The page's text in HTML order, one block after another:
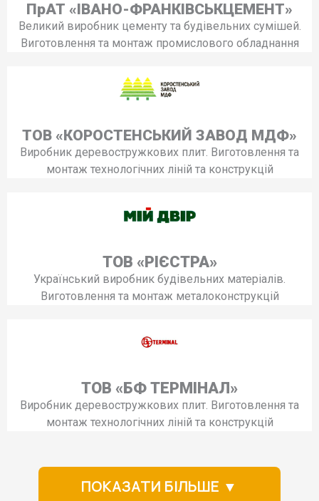
ПрАТ «ІВАНО-ФРАНКІВСЬКЦЕМЕНТ»
Великий виробник цементу та будівельних сумішей.
Виготовлення та монтаж промислового обладнання
ТОВ «КОРОСТЕНСЬКИЙ ЗАВОД МДФ»
Виробник деревостружкових плит. Виготовлення та
монтаж технологічних ліній та конструкцій
ТОВ «РІЄСТРА»
Український виробник будівельних матеріалів.
Виготовлення та монтаж металоконструкцій
ТОВ «БФ ТЕРМІНАЛ»
Виробник деревостружкових плит. Виготовлення та
монтаж технологічних ліній та конструкцій
ПОКАЗАТИ БІЛЬШЕ ▼